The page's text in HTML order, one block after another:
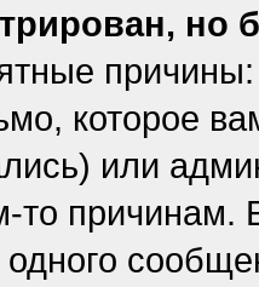
но
которое
или
то